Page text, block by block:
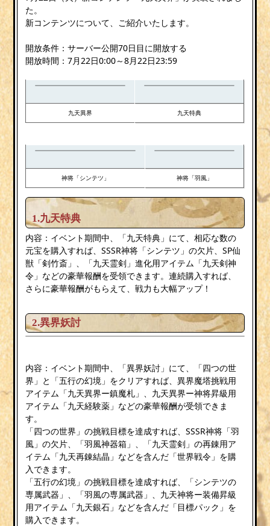
た。
新コンテンツについて、ご紹介いたします。
開放条件：サーバー公開70日目に開放する
開放時間：7月22日0:00～8月22日23:59
九天異界 九天特典
神将「シンテツ」 神将「羽風」
1.九天特典
内容：イベント期間中、「九天特典」にて、相応な数の
元宝を購入すれば、SSSR神将「シンテツ」の欠片、SP仙
獣「剣竹斎」、「九天霊剣」進化用アイテム「九天剣神
令」などの豪華報酬を受領できます。連続購入すれば、
さらに豪華報酬がもらえて、戦力も大幅アップ！
2.異界妖討
内容：イベント期間中、「異界妖討」にて、「四つの世
界」と「五行の幻境」をクリアすれば、異界魔塔挑戦用
アイテム「九天異界ー鎮魔札」、九天異界ー神将昇級用
アイテム「九天経験薬」などの豪華報酬が受領できま
す。
「四つの世界」の挑戦目標を達成すれば、SSSR神将「羽
風」の欠片、「羽風神器箱」、「九天霊剣」の再錬用ア
イテム「九天再錬結晶」などを含んだ「世界戦令」を購
入できます。
「五行の幻境」の挑戦目標を達成すれば、「シンテツの
専属武器」、「羽風の専属武器」、九天神将ー装備昇級
用アイテム「九天銀石」などを含んだ「目標パック」を
購入できます。